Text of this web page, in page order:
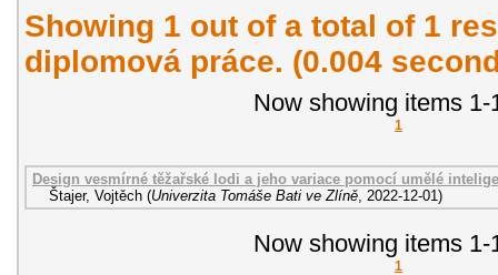
Showing 1 out of a total of 1
diplomová práce. (0.004
Now showing items 1-
1
Design vesmírné těžařské lodi a jeho variace pomocí umělé
Štajer, Vojtěch (Univerzita Tomáše Bati ve Zlíně, 2022-12-01)
Now showing items 1-
1